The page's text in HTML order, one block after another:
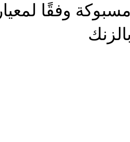
وفقًا لمعيار